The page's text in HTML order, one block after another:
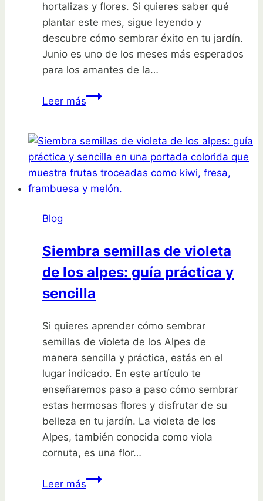
hortalizas y flores. Si quieres saber qué
plantar este mes, sigue leyendo y
descubre cómo sembrar éxito en tu jardín.
Junio es uno de los meses más esperados
para los amantes de la…
Leer más¡Siembra
junio!
Descubre
qué
plantar
Blog
Siembra semillas de violeta
de los alpes: guía práctica y
sencilla
Si quieres aprender cómo sembrar
semillas de violeta de los Alpes de
manera sencilla y práctica, estás en el
lugar indicado. En este artículo te
enseñaremos paso a paso cómo sembrar
estas hermosas flores y disfrutar de su
belleza en tu jardín. La violeta de los
Alpes, también conocida como viola
cornuta, es una flor…
Leer másSiembra